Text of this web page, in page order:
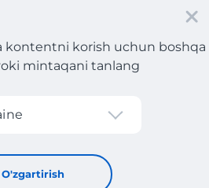
kontentni korish uchun boshqa
mintaqani tanlang
O'zgartirish
berish bilan O'zbekiston
yetkazib berish